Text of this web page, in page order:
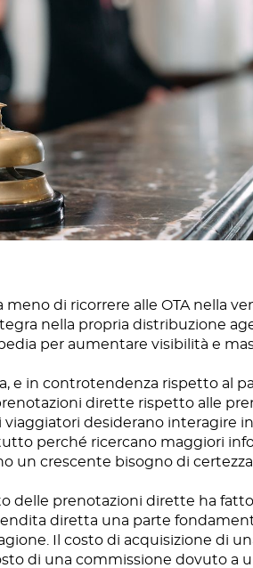
di ricorrere alle OTA nella
nella propria distribuzione
per aumentare visibilità e
e in controtendenza rispetto al
dirette rispetto alle
desiderano interagire
perché ricercano maggiori
un crescente bisogno di
delle prenotazioni dirette ha
diretta una parte
Il costo di acquisizione di
di una commissione dovuto a